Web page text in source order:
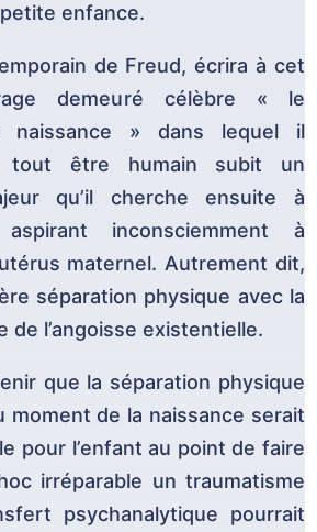
enfance.
de Freud, écrira à cet
demeuré célèbre « le
naissance » dans lequel il
tout être humain subit un
qu’il cherche ensuite à
inconsciemment à
maternel. Autrement dit,
séparation physique avec la
de l’angoisse existentielle.
que la séparation physique
moment de la naissance serait
pour l’enfant au point de faire
irréparable un traumatisme
psychanalytique pourrait